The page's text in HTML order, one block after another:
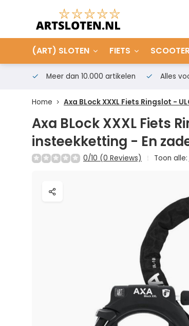
(ART) SLOTEN FIETS
Meer dan 10.000 artikelen Alles
Home Axa BLock XXXL Fiets Ringslot -
Axa BLock XXXL Fiets
insteekketting - En
0/10 (0 Reviews) Toon alle: